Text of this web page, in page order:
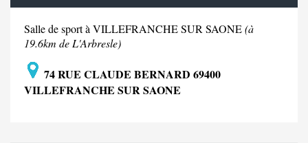
Salle de sport à VILLEFRANCHE SUR SAONE(à
19.6km de L'Arbresle)
74 RUE CLAUDE BERNARD 69400
VILLEFRANCHE SUR SAONE